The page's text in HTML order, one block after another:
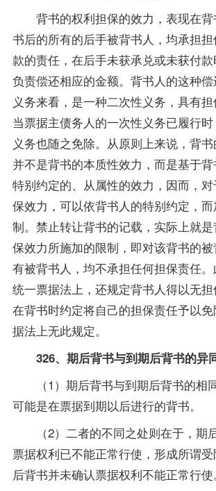
背书的权利担保的效力，表现在背
书后的所有的后手被背书人，均承担
款的责任，在后手未获承兑或未获付
负责偿还相应的金额。背书人的这种
义务来看，是一种二次性义务，具有担
当票据主债务人的一次性义务已履行
义务也随之免除。从原则上来说，背
并不是背书的本质性效力，而是基于
特别约定的、从属性的效力，因而，
保效力，可以依背书人的特别约定，
制。禁止转让背书的记载，实际上就
保效力所施加的限制，即对该背书的
有被背书人，均不承担任何担保责任
统一票据法上，还规定背书人得以无担
在背书时约定将自己的担保责任予以
据法上无此规定。
326、期后背书与到期后背书的异
（1）期后背书与到期后背书的相
可能是在票据到期以后进行的背书。
（2）二者的不同之处则在于，期
票据权利已不能正常行使，形成所谓
后背书并未确认票据权利不能正常行使。